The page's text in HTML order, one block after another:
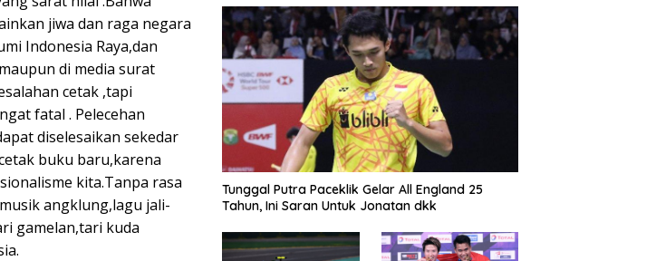
jiwa dan raga negara
Indonesia Raya,dan
di media surat
cetak ,tapi
fatal . Pelecehan
diselesaikan sekedar
buku baru,karena
kita.Tanpa rasa
angklung,lagu jali-
gamelan,tari kuda
Tunggal Putra Paceklik Gelar All England 25
Tahun, Ini Saran Untuk Jonatan dkk